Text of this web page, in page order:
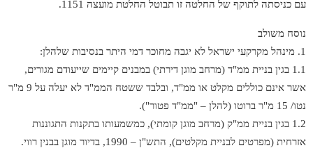
עם כניסתה לתוקף של החלטה זו תבוטל החלטת מועצה 1151.
נוסח משולב
1. מינהל מקרקעי ישראל לא יגבה מחוכר דמי היתר בנסיבות שלהלן:
1.1 בגין בניית ממ"ד (מרחב מוגן דירתי) במבנים קיימים שייעודם מגורים,
אשר אינם כוללים מקלט או ממ"ד, ובלבד ששטח הממ"ד לא יעלה על 9 מ"ר
נטו/ 15 מ"ר ברוטו (להלן – "ממ"ד פטור").
1.2 בגין בניית ממ"ק (מרחב מוגן קומתי), כמשמעותו בתקנות התגוננות
אזרחית (מפרטים לבניית מקלטים), התש"ן – 1990, בדיור מוגן בבנין רווי.